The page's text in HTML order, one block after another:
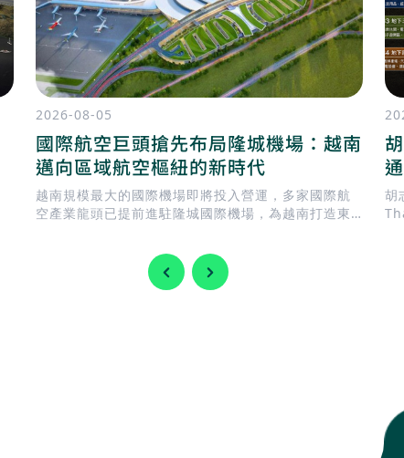
2026-08-05
國際航空巨頭搶先布局隆城機場：越南
邁向區域航空樞紐的新時代
越南規模最大的國際機場即將投入營運，多家國際航
空產業龍頭已提前進駐隆城國際機場，為越南打造東
胡